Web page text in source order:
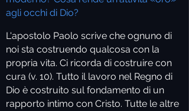
agli occhi di Dio?
L'apostolo Paolo scrive che ognuno di
noi sta costruendo qualcosa con la
propria vita. Ci ricorda di costruire con
cura (v. 10). Tutto il lavoro nel Regno di
Dio è costruito sul fondamento di un
rapporto intimo con Cristo. Tutte le altre